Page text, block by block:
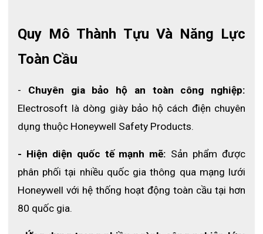
Quy Mô Thành Tựu Và Năng Lực
Toàn Cầu
-
Electrosoft là dòng giày bảo hộ cách điện chuyên
dụng thuộc Honeywell Safety Products.
- Hiện diện quốc tế mạnh mẽ: Sản phẩm được
phân phối tại nhiều quốc gia thông qua mạng lưới
Honeywell với hệ thống hoạt động toàn cầu tại hơn
80 quốc gia.